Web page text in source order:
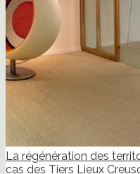
La régénération des
cas des Tiers Lieux